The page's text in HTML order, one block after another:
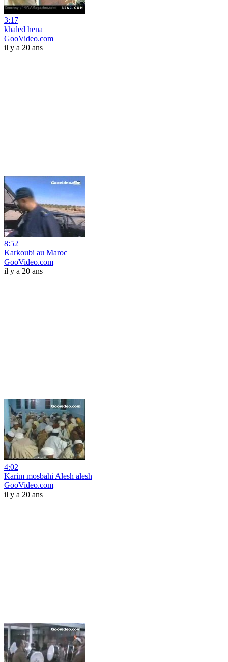
3:17
khaled hena
GooVideo.com
il y a 20 ans
8:52
Karkoubi au Maroc
GooVideo.com
il y a 20 ans
4:02
Karim mosbahi Alesh alesh
GooVideo.com
il y a 20 ans